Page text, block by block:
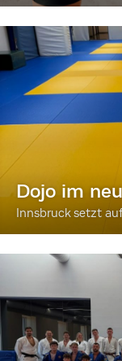
Dojo im
Innsbruck setzt